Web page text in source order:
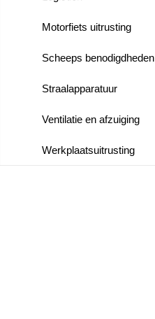
Motorfiets uitrusting
Scheeps benodigdheden
Straalapparatuur
Ventilatie en afzuiging
Werkplaatsuitrusting